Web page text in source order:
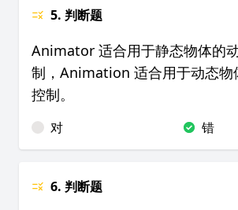
5. 判断题
Animator 适合用于静态物体的
制，Animation 适合用于动态物
控制。
对 错
6. 判断题